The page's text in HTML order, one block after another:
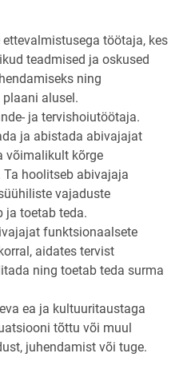
töötaja, kes
teadmised ja oskused
ning
alusel.
ja tervishoiutöötaja.
ja abistada abivajajat
võimalikult kõrge
hoolitseb abivajaja
vajaduste
ja toetab teda.
funktsionaalsete
aidates tervist
ning toetab teda surma
ea ja kultuuritaustaga
tõttu või muul
juhendamist või tuge.